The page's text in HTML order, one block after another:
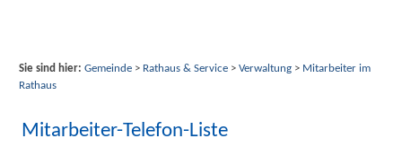
Sie sind hier: Gemeinde> Rathaus & Service> Verwaltung> Mitarbeiter im
Rathaus
Mitarbeiter-Telefon-Liste